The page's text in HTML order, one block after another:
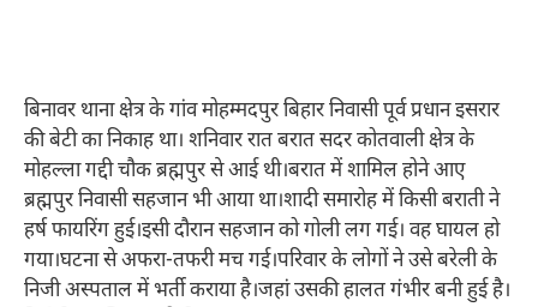
बिनावर थाना क्षेत्र के गांव मोहम्मदपुर बिहार निवासी पूर्व प्रधान इसरार
की बेटी का निकाह था। शनिवार रात बरात सदर कोतवाली क्षेत्र के
मोहल्ला गद्दी चौक ब्रह्मपुर से आई थी।बरात में शामिल होने आए
ब्रह्मपुर निवासी सहजान भी आया था।शादी समारोह में किसी बराती ने
हर्ष फायरिंग हुई।इसी दौरान सहजान को गोली लग गई। वह घायल हो
गया।घटना से अफरा-तफरी मच गई।परिवार के लोगों ने उसे बरेली के
निजी अस्पताल में भर्ती कराया है।जहां उसकी हालत गंभीर बनी हुई है।